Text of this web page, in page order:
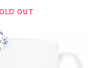
OUT